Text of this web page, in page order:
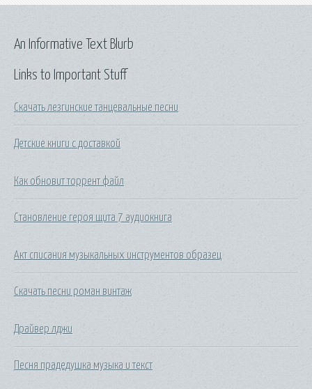
Links to Important Stuff
Скачать лезгинские танцевальные песни
Детские книги с доставкой
Как обновит торрент файл
Становление героя щита 7 аудиокнига
Акт списания музыкальных инструментов образец
Скачать песни роман винтаж
Драйвер лджи
Песня прадедушка музыка и текст
An Informative Text Blurb